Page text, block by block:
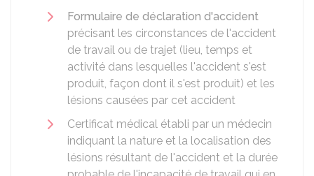
Formulaire de déclaration d'accident
précisant les circonstances de l'accident
de travail ou de trajet (lieu, temps et
activité dans lesquelles l'accident s'est
produit, façon dont il s'est produit) et les
lésions causées par cet accident
Certificat médical établi par un médecin
indiquant la nature et la localisation des
lésions résultant de l'accident et la durée